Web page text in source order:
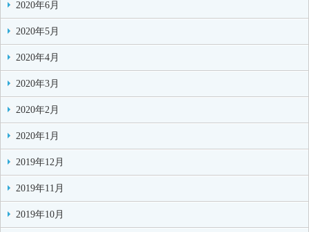
2020年6月
2020年5月
2020年4月
2020年3月
2020年2月
2020年1月
2019年12月
2019年11月
2019年10月